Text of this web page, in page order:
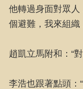
他轉過身面對眾
個避難，我來組織
趙凱立馬附和：“
李浩也跟著點頭：